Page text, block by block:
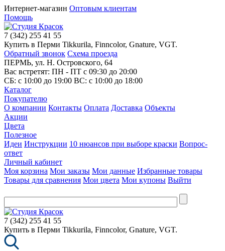
Интернет-магазин Оптовым клиентам
Помощь
7 (342) 255 41 55
Купить в Перми Tikkurila, Finncolor, Gnature, VGT.
Обратный звонок Схема проезда
ПЕРМЬ, ул. Н. Островского, 64
Вас встретят: ПН - ПТ с 09:30 до 20:00
СБ: с 10:00 до 19:00 ВС: с 10:00 до 18:00
Каталог
Покупателю
О компании Контакты Оплата Доставка Объекты
Акции
Цвета
Полезное
Идеи Инструкции 10 нюансов при выборе краски Вопрос-
ответ
Личный кабинет
Моя корзина Мои заказы Мои данные Избранные товары
Товары для сравнения Мои цвета Мои купоны Выйти
7 (342) 255 41 55
Купить в Перми Tikkurila, Finncolor, Gnature, VGT.